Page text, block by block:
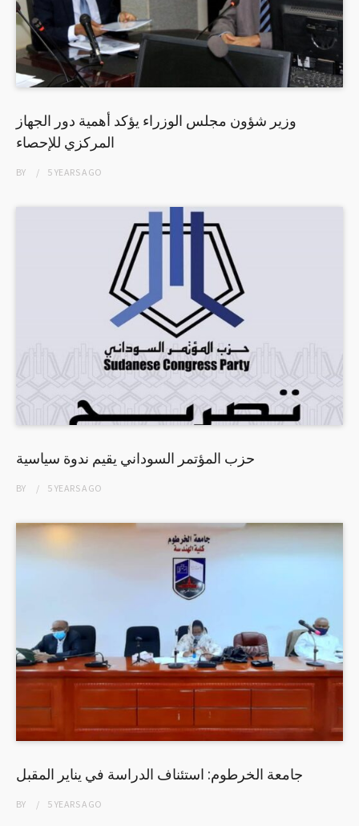
وزير شؤون مجلس الوزراء يؤكد أهمية دور الجهاز
المركزي للإحصاء
BY 5 YEARSAGO
حزب المؤتمر السوداني يقيم ندوة سياسية
BY 5 YEARSAGO
جامعة الخرطوم: استئناف الدراسة في يناير المقبل
BY 5 YEARSAGO